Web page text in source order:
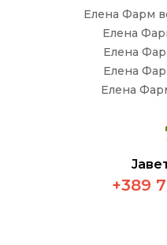
Елена Фарм
Елена
Елена
Елена
Елена
+389